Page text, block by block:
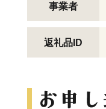
事業者
返礼品ID